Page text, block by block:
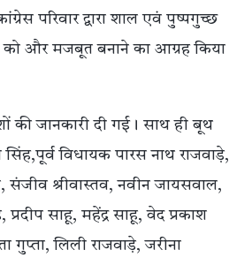
परिवार द्वारा शाल एवं पुष्पगुच्छ
को और मजबूत बनाने का आग्रह किया
की जानकारी दी गई। साथ ही बूथ
विधायक पारस नाथ राजवाड़े,
श्रीवास्तव, नवीन जायसवाल,
साहू, महेंद्र साहू, वेद प्रकाश
गुप्ता, लिली राजवाड़े, जरीना